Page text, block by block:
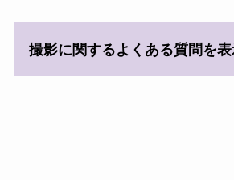
撮影に関するよくある質問を